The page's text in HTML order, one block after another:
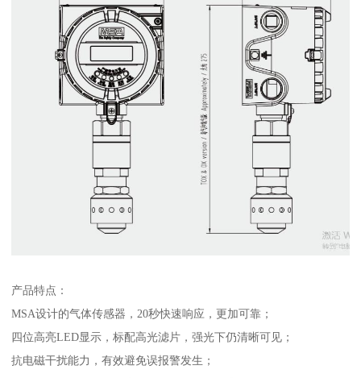
产品特点：
MSA设计的气体传感器，20秒快速响应，更加可靠；
四位高亮LED显示，标配高光滤片，强光下仍清晰可见；
抗电磁干扰能力，有效避免误报警发生；